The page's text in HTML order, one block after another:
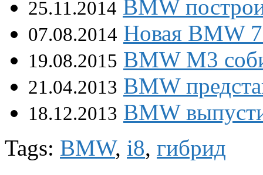
25.11.2014 BMW
07.08.2014 Новая BMW
19.08.2015 BMW M3
21.04.2013 BMW
18.12.2013 BMW
Tags: BMW, i8, гибрид